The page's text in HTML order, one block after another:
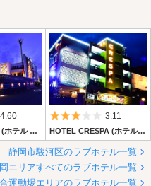
星のうち4.5
4.60
HOTEL JALAN (ホテル ジャラン)
5つ星のうち3
3.11
HOTEL CRESPA (ホテル クレスパ)
静岡市駿河区のラブホテル一覧
エリアすべてのラブホテル一覧
運動場エリアのラブホテル一覧